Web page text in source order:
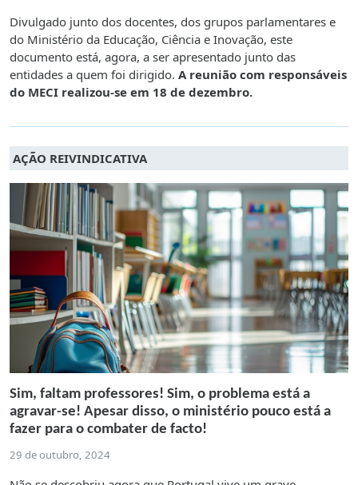
Divulgado junto dos docentes, dos grupos parlamentares e
do Ministério da Educação, Ciência e Inovação, este
documento está, agora, a ser apresentado junto das
entidades a quem foi dirigido. A reunião com responsáveis
do MECI realizou-se em 18 de dezembro.
AÇÃO REIVINDICATIVA
Sim, faltam professores! Sim, o problema está a
agravar-se! Apesar disso, o ministério pouco está a
fazer para o combater de facto!
29 de outubro, 2024